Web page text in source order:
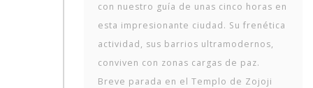
con nuestro guía de unas cinco horas en
esta impresionante ciudad. Su frenética
actividad, sus barrios ultramodernos,
conviven con zonas cargas de paz.
Breve parada en el Templo de Zojoji